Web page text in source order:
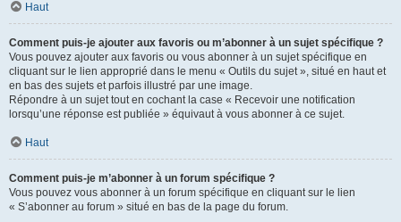
Haut
Comment puis-je ajouter aux favoris ou m’abonner à un sujet spécifique ?
Vous pouvez ajouter aux favoris ou vous abonner à un sujet spécifique en
cliquant sur le lien approprié dans le menu « Outils du sujet », situé en haut et
en bas des sujets et parfois illustré par une image.
Répondre à un sujet tout en cochant la case « Recevoir une notification
lorsqu’une réponse est publiée » équivaut à vous abonner à ce sujet.
Haut
Comment puis-je m’abonner à un forum spécifique ?
Vous pouvez vous abonner à un forum spécifique en cliquant sur le lien
« S’abonner au forum » situé en bas de la page du forum.